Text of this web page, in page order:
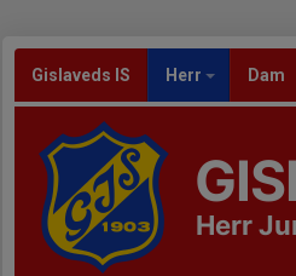
Gislaveds IS Herr Dam
Herr